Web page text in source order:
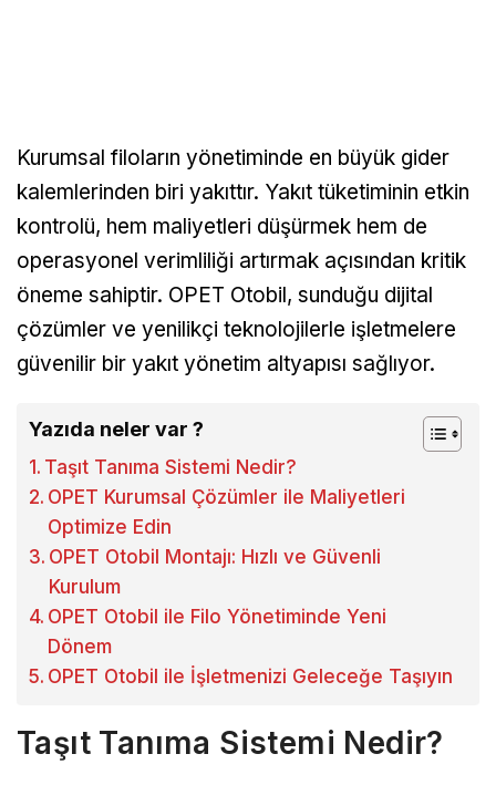
Kurumsal filoların yönetiminde en büyük gider
kalemlerinden biri yakıttır. Yakıt tüketiminin etkin
kontrolü, hem maliyetleri düşürmek hem de
operasyonel verimliliği artırmak açısından kritik
öneme sahiptir. OPET Otobil, sunduğu dijital
çözümler ve yenilikçi teknolojilerle işletmelere
güvenilir bir yakıt yönetim altyapısı sağlıyor.
Yazıda neler var ?
Taşıt Tanıma Sistemi Nedir?
OPET Kurumsal Çözümler ile Maliyetleri
Optimize Edin
OPET Otobil Montajı: Hızlı ve Güvenli
Kurulum
OPET Otobil ile Filo Yönetiminde Yeni
Dönem
OPET Otobil ile İşletmenizi Geleceğe Taşıyın
Taşıt Tanıma Sistemi Nedir?